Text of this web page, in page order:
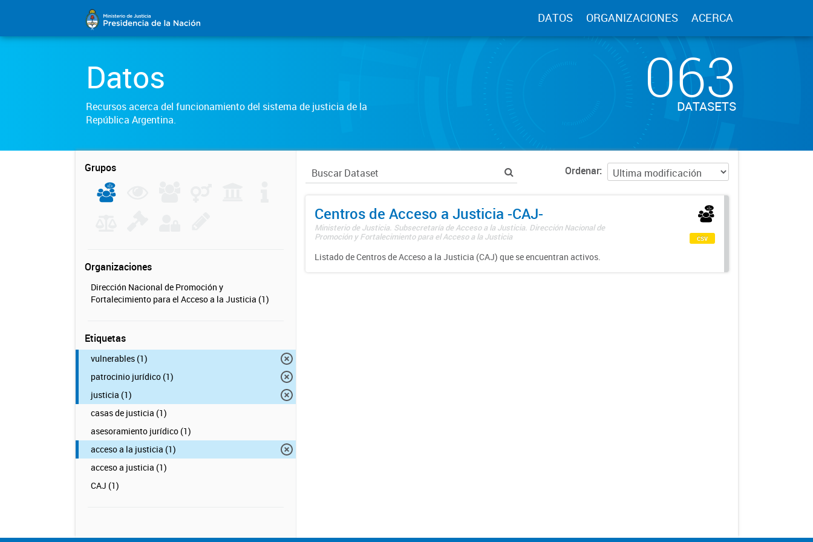
DATOS ORGANIZACIONES ACERCA
Datos
Recursos acerca del funcionamiento del sistema de justicia de la
República Argentina.
063
DATASETS
Grupos
Organizaciones
Dirección Nacional de Promoción y
Fortalecimiento para el Acceso a la Justicia (1)
Etiquetas
vulnerables (1)
patrocinio jurídico (1)
justicia (1)
casas de justicia (1)
asesoramiento jurídico (1)
acceso a la justicia (1)
acceso a justicia (1)
CAJ (1)
Ordenar
Centros de Acceso a Justicia -CAJ-
Ministerio de Justicia. Subsecretaría de Acceso a la Justicia. Dirección Nacional de
Promoción y Fortalecimiento para el Acceso a la Justicia
Listado de Centros de Acceso a la Justicia (CAJ) que se encuentran activos.
csv